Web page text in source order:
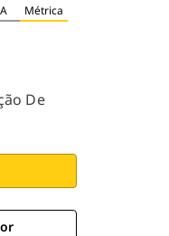
Métrica
De